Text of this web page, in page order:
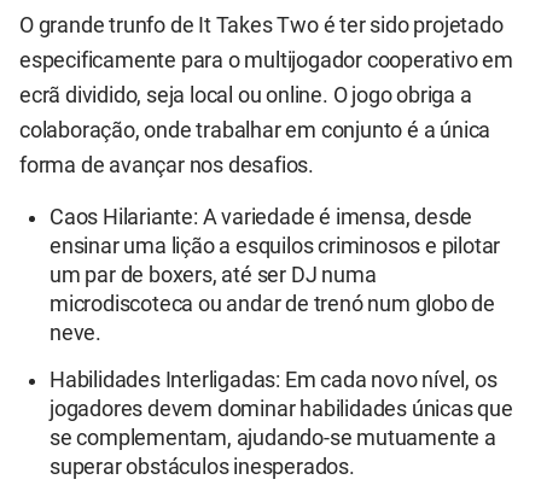
O grande trunfo de It Takes Two é ter sido projetado
especificamente para o multijogador cooperativo em
ecrã dividido, seja local ou online. O jogo obriga a
colaboração, onde trabalhar em conjunto é a única
forma de avançar nos desafios.
Caos Hilariante: A variedade é imensa, desde
ensinar uma lição a esquilos criminosos e pilotar
um par de boxers, até ser DJ numa
microdiscoteca ou andar de trenó num globo de
neve.
Habilidades Interligadas: Em cada novo nível, os
jogadores devem dominar habilidades únicas que
se complementam, ajudando-se mutuamente a
superar obstáculos inesperados.